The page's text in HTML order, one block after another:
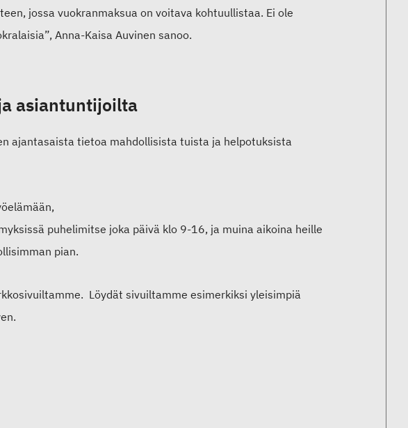
jossa vuokranmaksua on voitava kohtuullistaa. Ei ole
Anna-Kaisa Auvinen sanoo.
asiantuntijoilta
ajantasaista tietoa mahdollisista tuista ja helpotuksista
puhelimitse joka päivä klo 9-16, ja muina aikoina heille
pian.
Löydät sivuiltamme esimerkiksi yleisimpiä